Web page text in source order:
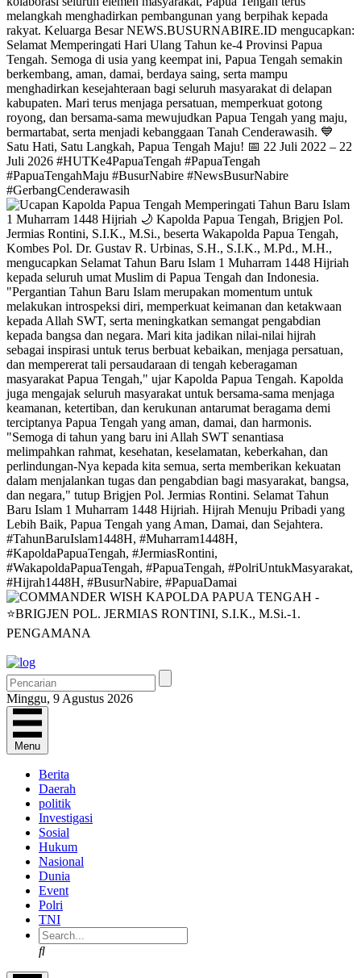
Minggu, 9 Agustus 2026
Menu
Berita
Daerah
politik
Investigasi
Sosial
Hukum
Nasional
Dunia
Event
Polri
TNI
Search